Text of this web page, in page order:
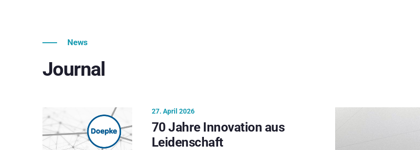
News
Journal
27. April 2026
70 Jahre Innovation aus
Leidenschaft